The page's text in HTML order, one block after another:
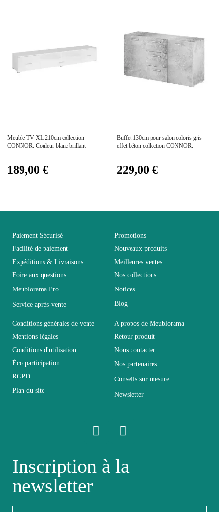
Coloris Marron - Bois
Empilable Non Empilable
Entretien
Facile d'entretien avec un
Garantie 2 ans
Hauteur
Pliable Non pliable
MDF de première qualité
meuble
Design
meuble
Meuble TV XL 210cm collection
CONNOR. Couleur blanc brillant
189,00 €
Buffet 130cm pour salon coloris gris
effet béton collection CONNOR.
229,00 €
Paiement Sécurisé
Facilité de paiement
Expéditions & Livraisons
Foire aux questions
Meublorama Pro
Service après-vente
Promotions
Nouveaux produits
Meilleures ventes
Nos collections
Notices
Blog
Conditions générales de vente
Mentions légales
Conditions d'utilisation
Éco participation
RGPD
Plan du site
A propos de Meublorama
Retour produit
Nous contacter
Nos partenaires
Conseils sur mesure
Newsletter
Inscription à la
newsletter